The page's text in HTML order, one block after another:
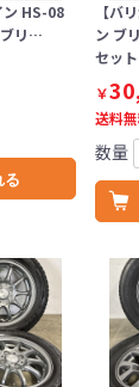
ン HS-08
リ…
る
【バ
ン ブ
セッ
￥
送料
数量